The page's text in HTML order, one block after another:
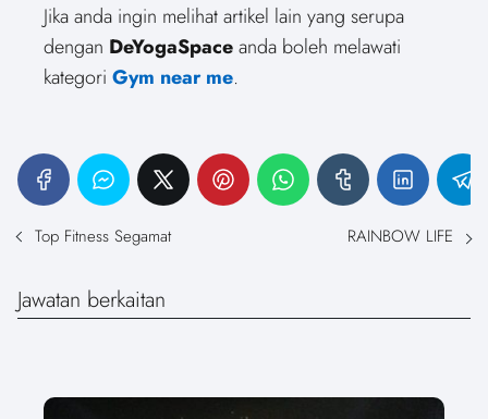
Jika anda ingin melihat artikel lain yang serupa
dengan DeYogaSpaceanda boleh melawati
kategori Gym near me.
Top Fitness Segamat RAINBOW LIFE
Jawatan berkaitan